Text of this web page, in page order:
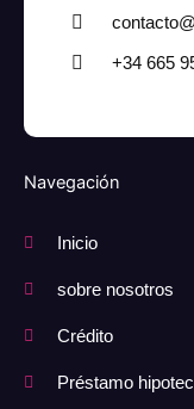
+34 665
Navegación
Inicio
sobre nosotros
Crédito
Préstamo